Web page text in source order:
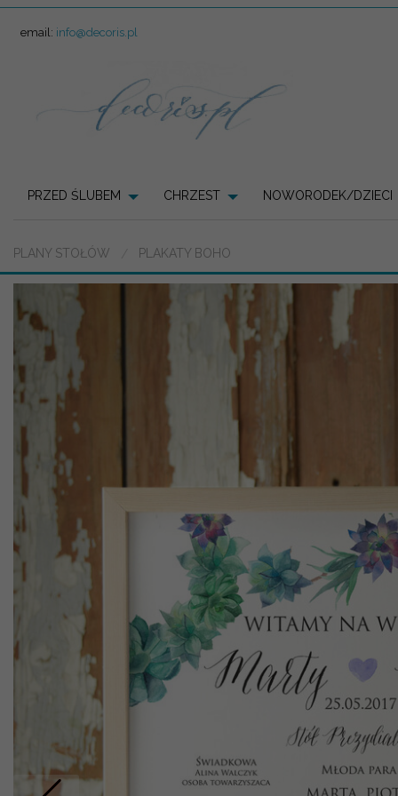
email: info@decoris.pl
PRZED ŚLUBEM CHRZEST NOWORODEK/DZIECI
PLANY STOŁÓW PLAKATY BOHO